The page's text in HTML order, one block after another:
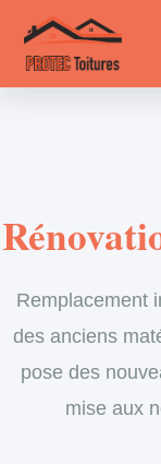
Remplacement
des anciens
pose des
mise aux